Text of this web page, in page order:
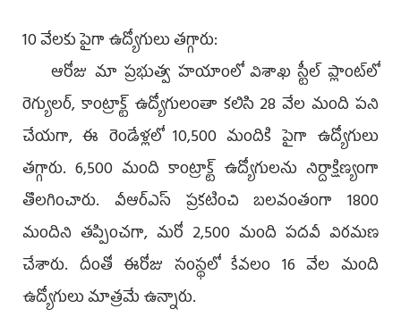
10 వేలకు పైగా ఉద్యోగులు తగ్గారు:
ఆరోజు మా ప్రభుత్వ హయాంలో విశాఖ స్టీల్‌ ప్లాంట్‌లో
రెగ్యులర్, కాంట్రాక్ట్‌ ఉద్యోగులంతా కలిసి 28 వేల మంది పని
చేయగా, ఈ రెండేళ్లలో 10,500 మందికి పైగా ఉద్యోగులు
తగ్గారు. 6,500 మంది కాంట్రాక్ట్‌ ఉద్యోగులను నిర్దాక్షిణ్యంగా
తొలగించారు. వీఆర్‌ఎస్‌ ప్రకటించి బలవంతంగా 1800
మందిని తప్పించగా, మరో 2,500 మంది పదవీ విరమణ
చేశారు. దీంతో ఈరోజు సంస్థలో కేవలం 16 వేల మంది
ఉద్యోగులు మాత్రమే ఉన్నారు.